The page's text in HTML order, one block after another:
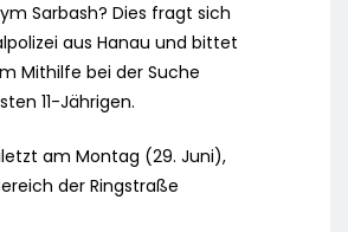
Sarbash? Dies fragt sich
aus Hanau und bittet
Mithilfe bei der Suche
11-Jährigen.
am Montag (29. Juni),
der Ringstraße